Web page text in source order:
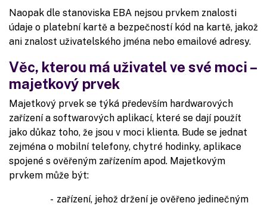
Naopak dle stanoviska EBA nejsou prvkem znalosti
údaje o platební kartě a bezpečností kód na kartě, jakož
ani znalost uživatelského jména nebo emailové adresy.
Věc, kterou má uživatel ve své moci –
majetkový prvek
Majetkový prvek se týká především hardwarových
zařízení a softwarových aplikací, které se dají použít
jako důkaz toho, že jsou v moci klienta. Bude se jednat
zejména o mobilní telefony, chytré hodinky, aplikace
spojené s ověřeným zařízením apod. Majetkovým
prvkem může být:
zařízení, jehož držení je ověřeno jedinečným